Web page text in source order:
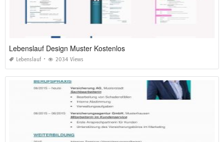
Lebenslauf Design Muster Kostenlos
Lebenslauf 2034 Views